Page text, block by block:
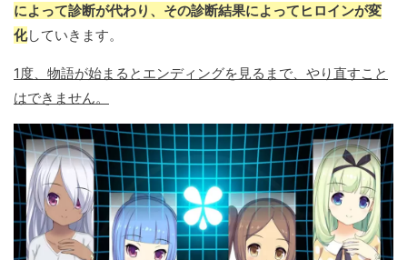
によって診断が代わり、その診断結果によってヒロインが変
化していきます。
1度、物語が始まるとエンディングを見るまで、やり直すこと
はできません。